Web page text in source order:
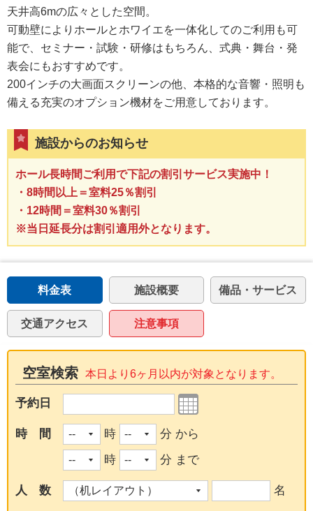
天井高6mの広々とした空間。
可動壁によりホールとホワイエを一体化してのご利用も可
能で、セミナー・試験・研修はもちろん、式典・舞台・発
表会にもおすすめです。
200インチの大画面スクリーンの他、本格的な音響・照明も
備える充実のオプション機材をご用意しております。
施設からのお知らせ
ホール長時間ご利用で下記の割引サービス実施中！
・8時間以上＝室料25％割引
・12時間＝室料30％割引
※当日延長分は割引適用外となります。
料金表 施設概要 備品・サービス
交通アクセス 注意事項
空室検索 本日より6ヶ月以内が対象となります。
予約日
時 間 時
分 から
時
分 まで
人 数 名